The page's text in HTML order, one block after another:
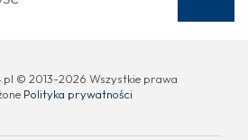
© 2013-2026 Wszystkie prawa
Polityka prywatności